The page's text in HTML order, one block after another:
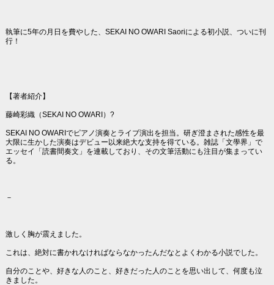
執筆に5年の月日を費やした、SEKAI NO OWARI Saoriによる初小説、ついに刊
行！
【著者紹介】
藤崎彩織（SEKAI NO OWARI）?
SEKAI NO OWARIでピアノ演奏とライブ演出を担当。研ぎ澄まされた感性を最
大限に生かした演奏はデビュー以来絶大な支持を得ている。雑誌「文學界」で
エッセイ「読書間奏文」を連載しており、その文筆活動にも注目が集まってい
る。
－
激しく胸が震えました。
これは、絶対に書かれなければならなかったんだなとよくわかる小説でした。
自分のことや、好きな人のこと、好きだった人のことを思い出して、何度も泣
きました。